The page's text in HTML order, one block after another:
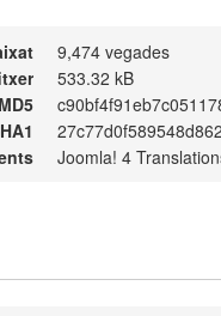
9,474 vegades
533.32 kB
Joomla! 4